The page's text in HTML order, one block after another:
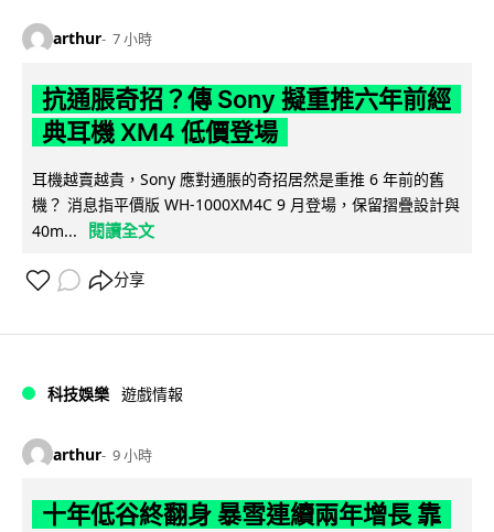
arthur 7 小時
抗通脹奇招？傳 Sony 擬重推六年前經
典耳機 XM4 低價登場
耳機越賣越貴，Sony 應對通脹的奇招居然是重推 6 年前的舊
機？ 消息指平價版 WH-1000XM4C 9 月登場，保留摺疊設計與
40m...
閱讀全文
分享
科技娛樂 遊戲情報
arthur 9 小時
十年低谷終翻身 暴雪連續兩年增長 靠